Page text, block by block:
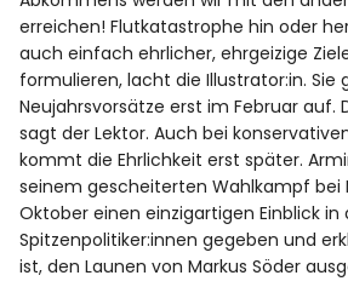
erreichen! Flutkatastrophe hin oder
auch einfach ehrlicher, ehrgeizige
formulieren, lacht die Illustrator:in. Sie
Neujahrsvorsätze erst im Februar auf.
sagt der Lektor. Auch bei
kommt die Ehrlichkeit erst später.
seinem gescheiterten Wahlkampf bei
Oktober einen einzigartigen Einblick in
Spitzenpolitiker:innen gegeben und
ist, den Launen von Markus Söder